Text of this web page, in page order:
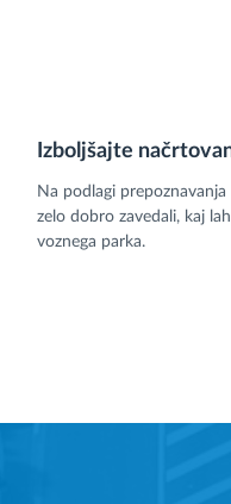
Izboljšajte
Na podlagi
zelo dobro zavedali, kaj
voznega parka.